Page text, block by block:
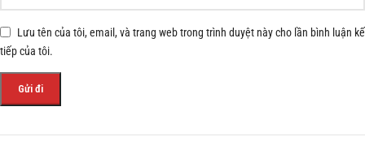
Lưu tên của tôi, email, và trang web trong trình duyệt này cho lần bình luận kế
tiếp của tôi.